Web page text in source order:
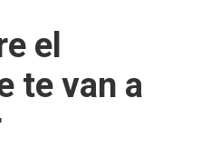
el
te van a